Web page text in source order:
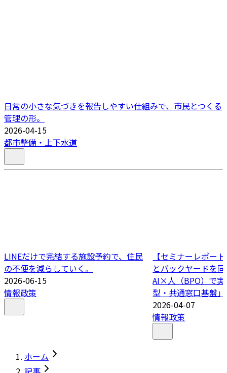
日常の小さな気づきを報告しやすい仕組みで、市民とつくる
管理の形。
2026-04-15
都市整備・上下水道
LINEだけで完結する施設予約で、住民
の不便を減らしていく。
2026-06-15
情報政策
【セミナーレポー
とバックヤードを
AI×人（BPO）で
型・共通窓口基盤」
2026-04-07
情報政策
ホーム